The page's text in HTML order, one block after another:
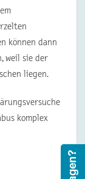
können dann
weil sie der
liegen.
komplex